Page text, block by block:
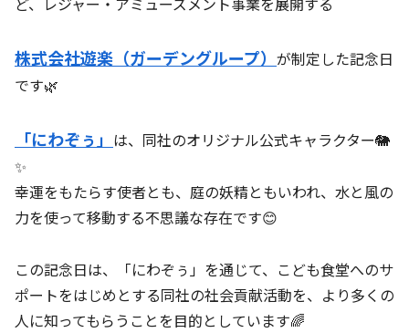
株式会社遊楽（ガーデングループ） が制定した記念日
です🌿
「にわぞぅ」 は、同社のオリジナル公式キャラクター🐘
✨
幸運をもたらす使者とも、庭の妖精ともいわれ、水と風の
力を使って移動する不思議な存在です😊
この記念日は、「にわぞぅ」を通じて、こども食堂へのサ
ポートをはじめとする同社の社会貢献活動を、より多くの
人に知ってもらうことを目的としています🌈